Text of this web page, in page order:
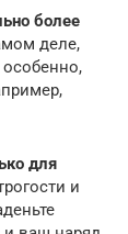
более
деле,
для
и